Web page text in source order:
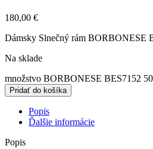
180,00 €
Dámsky Slnečný rám BORBONESE
Na sklade
množstvo BORBONESE BES7152
Pridať do košíka
Popis
Ďalšie informácie
Popis